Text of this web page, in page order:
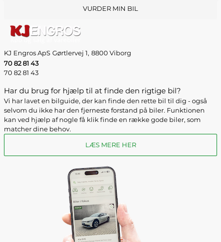
VURDER MIN BIL
KJ Engros ApS Gørtlervej 1, 8800 Viborg
70 82 81 43
70 82 81 43
Har du brug for hjælp til at finde den rigtige bil?
Vi har lavet en bilguide, der kan finde den rette bil til dig - også
selvom du ikke har den fjerneste forstand på biler. Funktionen
kan ved hjælp af nogle få klik finde en række gode biler, som
matcher dine behov.
LÆS MERE HER